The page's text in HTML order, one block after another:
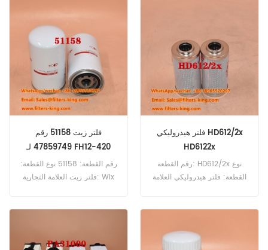
LR622.
فلتر زيت 51158 رقم
47859749 لـ FH12-420
رقم القطعة: 51158 نوع القطعة:
فلتر زيت العلامة التجارية: Wix
F89 FH12-340 FH12-380
فلتر هيدروليكي HD612/2x
HD6122x
رقم القطعة: HD612/2x نوع
القطعة: فلتر هيدروليكي العلامة